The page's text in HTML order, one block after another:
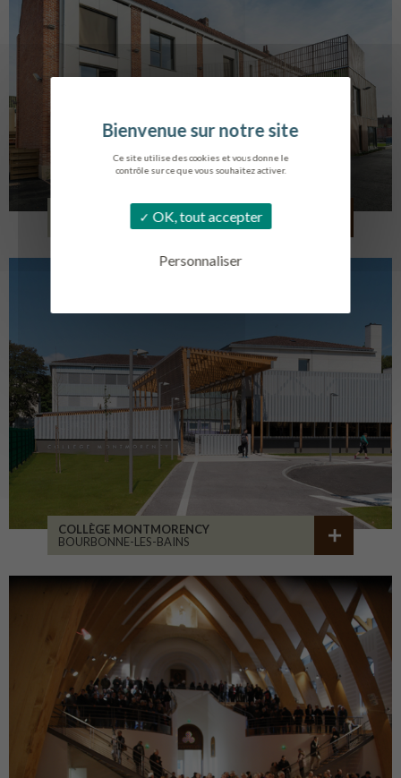
Ce site utilise des cookies et vous donne le
contrôle sur ce que vous souhaitez activer.
OK, tout accepter
Personnaliser
LOG. JEUNES TRAVAILLEURS
COLLÈGE MONTMORENCY
BOURBONNE-LES-BAINS